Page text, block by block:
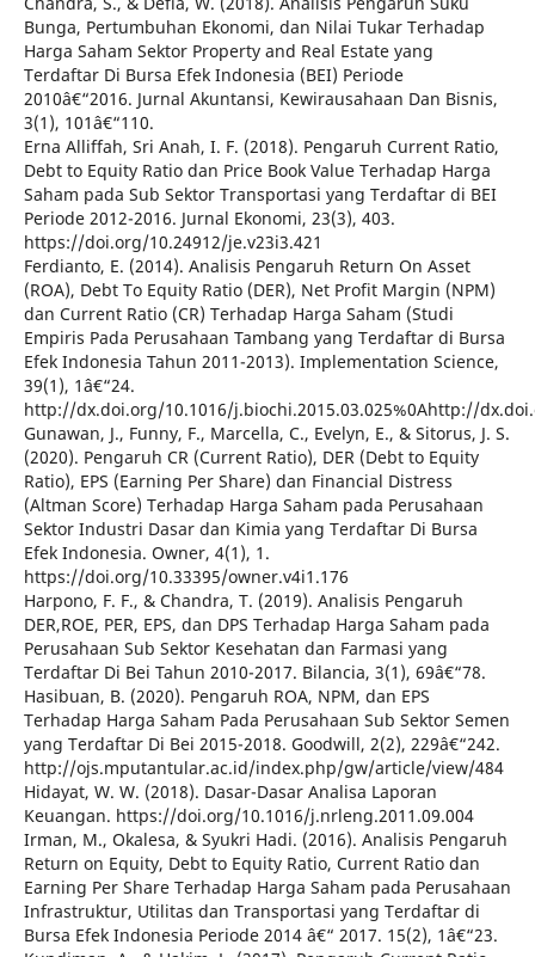
Bunga, Pertumbuhan Ekonomi, dan Nilai Tukar Terhadap
Harga Saham Sektor Property and Real Estate yang
Terdaftar Di Bursa Efek Indonesia (BEI) Periode
2010â€“2016. Jurnal Akuntansi, Kewirausahaan Dan Bisnis,
3(1), 101â€“110.
Erna Alliffah, Sri Anah, I. F. (2018). Pengaruh Current Ratio,
Debt to Equity Ratio dan Price Book Value Terhadap Harga
Saham pada Sub Sektor Transportasi yang Terdaftar di BEI
Periode 2012-2016. Jurnal Ekonomi, 23(3), 403.
https://doi.org/10.24912/je.v23i3.421
Ferdianto, E. (2014). Analisis Pengaruh Return On Asset
(ROA), Debt To Equity Ratio (DER), Net Profit Margin (NPM)
dan Current Ratio (CR) Terhadap Harga Saham (Studi
Empiris Pada Perusahaan Tambang yang Terdaftar di Bursa
Efek Indonesia Tahun 2011-2013). Implementation Science,
39(1), 1â€“24.
http://dx.doi.org/10.1016/j.biochi.2015.03.025%0Ahttp://
Gunawan, J., Funny, F., Marcella, C., Evelyn, E., & Sitorus, J. S.
(2020). Pengaruh CR (Current Ratio), DER (Debt to Equity
Ratio), EPS (Earning Per Share) dan Financial Distress
(Altman Score) Terhadap Harga Saham pada Perusahaan
Sektor Industri Dasar dan Kimia yang Terdaftar Di Bursa
Efek Indonesia. Owner, 4(1), 1.
https://doi.org/10.33395/owner.v4i1.176
Harpono, F. F., & Chandra, T. (2019). Analisis Pengaruh
DER,ROE, PER, EPS, dan DPS Terhadap Harga Saham pada
Perusahaan Sub Sektor Kesehatan dan Farmasi yang
Terdaftar Di Bei Tahun 2010-2017. Bilancia, 3(1), 69â€“78.
Hasibuan, B. (2020). Pengaruh ROA, NPM, dan EPS
Terhadap Harga Saham Pada Perusahaan Sub Sektor Semen
yang Terdaftar Di Bei 2015-2018. Goodwill, 2(2), 229â€“242.
http://ojs.mputantular.ac.id/index.php/gw/article/view/484
Hidayat, W. W. (2018). Dasar-Dasar Analisa Laporan
Keuangan. https://doi.org/10.1016/j.nrleng.2011.09.004
Irman, M., Okalesa, & Syukri Hadi. (2016). Analisis Pengaruh
Return on Equity, Debt to Equity Ratio, Current Ratio dan
Earning Per Share Terhadap Harga Saham pada Perusahaan
Infrastruktur, Utilitas dan Transportasi yang Terdaftar di
Bursa Efek Indonesia Periode 2014 â€“ 2017. 15(2), 1â€“23.